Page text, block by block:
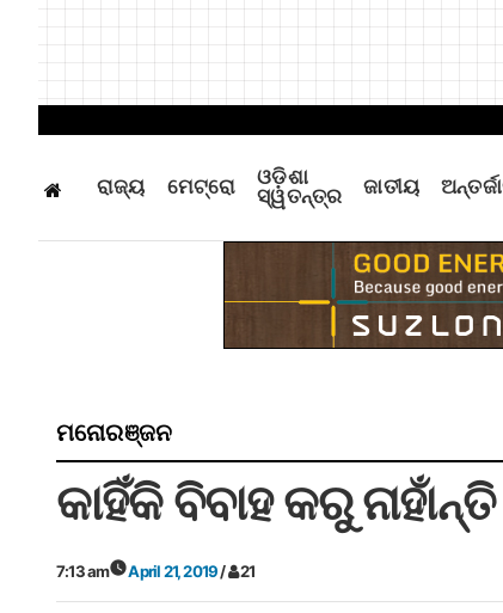
ରାଜ୍ୟ ମେଟ୍ରୋ
ଓଡ଼ିଶା
ସ୍ୱତନ୍ତ୍ର
ଜାତୀୟ
ମନୋରଞ୍ଜନ
କାହିଁକି ବିବାହ କରୁ
7:13 am April 21, 2019/ 21